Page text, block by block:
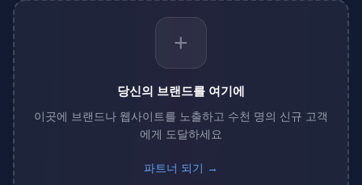
+
당신의 브랜드를 여기에
이곳에 브랜드나 웹사이트를 노출하고 수천 명의 신규 고객
에게 도달하세요
파트너 되기 →